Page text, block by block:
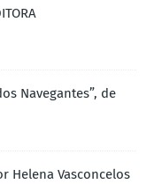
Navegantes”, de
Helena Vasconcelos